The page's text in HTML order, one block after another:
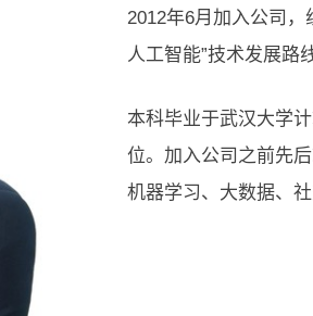
2012年6月加入公司
人工智能”技术发展路线
本科毕业于武汉大学
位。加入公司之前先
机器学习、大数据、